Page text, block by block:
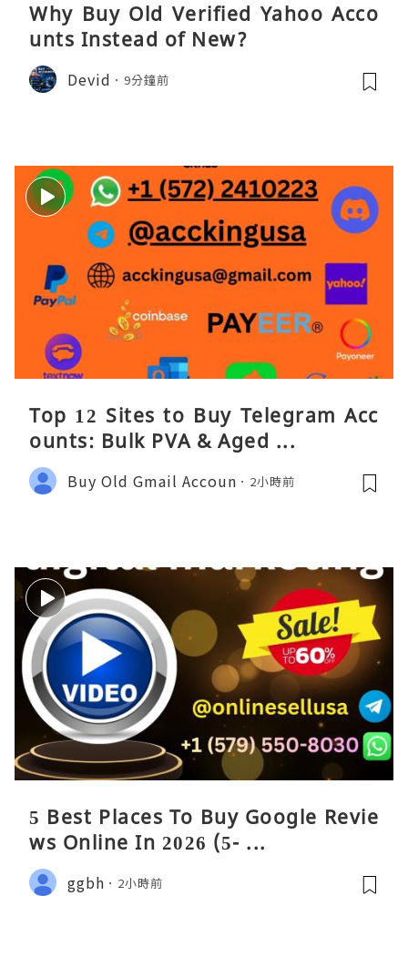
Why Buy Old Verified Yahoo Acco
unts Instead of New?
Devid 9分鐘前
Top 12 Sites to Buy Telegram Acc
ounts: Bulk PVA & Aged ...
Buy Old Gmail Accoun 2小時前
5 Best Places To Buy Google Revie
ws Online In 2026 (5- ...
ggbh 2小時前